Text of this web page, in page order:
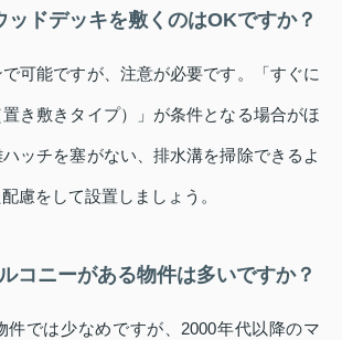
ッドデッキを敷くのはOKですか？
可能ですが、注意が必要です。「すぐに
き敷きタイプ）」が条件となる場合がほ
ッチを塞がない、排水溝を掃除できるよ
慮をして設置しましょう。
コニーがある物件は多いですか？
件では少なめですが、2000年代以降のマ